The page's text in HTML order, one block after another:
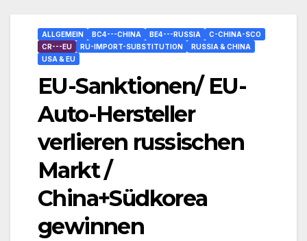
ALLGEMEIN BC4---CHINA BE4---RUSSIA
C-CHINA-SCO
CR---EU
RU-IMPORT-SUBSTITUTION
RUSSIA & CHINA
USA & EU
EU-Sanktionen/ EU-
Auto-Hersteller
verlieren russischen
Markt /
China+Südkorea
gewinnen